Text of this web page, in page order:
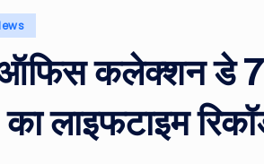
N
कलेक्शन डे
लाइफटाइम